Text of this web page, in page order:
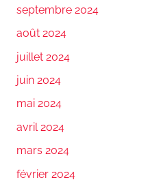
septembre 2024
août 2024
juillet 2024
juin 2024
mai 2024
avril 2024
mars 2024
février 2024